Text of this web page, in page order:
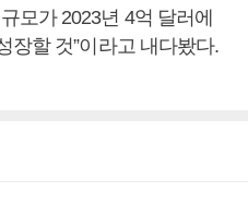
모가 2023년 4억 달러에
장할 것”이라고 내다봤다.